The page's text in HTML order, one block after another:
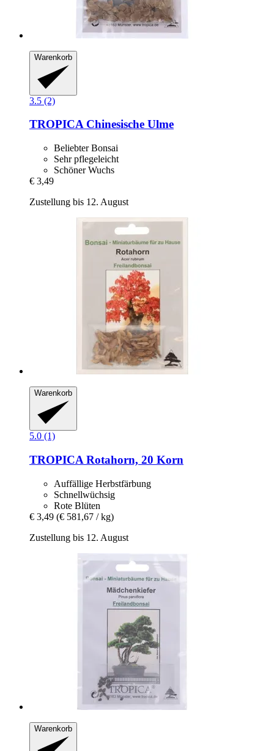
Warenkorb
3.5 (2)
TROPICAChinesische Ulme
Beliebter Bonsai
Sehr pflegeleicht
Schöner Wuchs
€ 3,49
Zustellung bis 12. August
Warenkorb
5.0 (1)
TROPICARotahorn, 20 Korn
Auffällige Herbstfärbung
Schnellwüchsig
Rote Blüten
€ 3,49 (€ 581,67 / kg)
Zustellung bis 12. August
Warenkorb